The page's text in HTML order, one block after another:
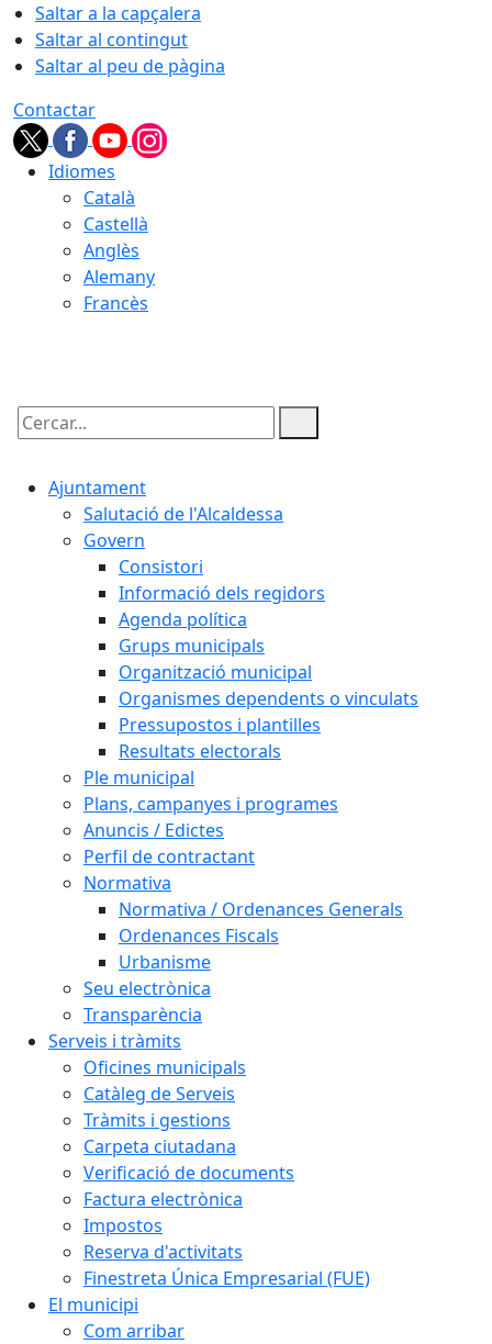
Saltar a la capçalera
Saltar al contingut
Saltar al peu de pàgina
Contactar
Idiomes
Català
Castellà
Anglès
Alemany
Francès
Cercar:
Ajuntament
Salutació de l'Alcaldessa
Govern
Consistori
Informació dels regidors
Agenda política
Grups municipals
Organització municipal
Organismes dependents o vinculats
Pressupostos i plantilles
Resultats electorals
Ple municipal
Plans, campanyes i programes
Anuncis / Edictes
Perfil de contractant
Normativa
Normativa / Ordenances Generals
Ordenances Fiscals
Urbanisme
Seu electrònica
Transparència
Serveis i tràmits
Oficines municipals
Catàleg de Serveis
Tràmits i gestions
Carpeta ciutadana
Verificació de documents
Factura electrònica
Impostos
Reserva d'activitats
Finestreta Única Empresarial (FUE)
El municipi
Com arribar